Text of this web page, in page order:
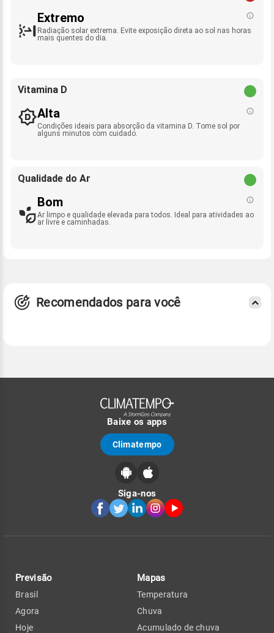
Extremo
Radiação solar extrema. Evite exposição direta ao sol nas horas
mais quentes do dia.
Vitamina D
Alta
Condições ideais para absorção da vitamina D. Tome sol por
alguns minutos com cuidado.
Qualidade do Ar
Bom
Ar limpo e qualidade elevada para todos. Ideal para atividades ao
ar livre e caminhadas.
Recomendados para você
Baixe os apps
Climatempo
Siga-nos
Previsão
Brasil
Agora
Hoje
Mapas
Temperatura
Chuva
Acumulado de chuva